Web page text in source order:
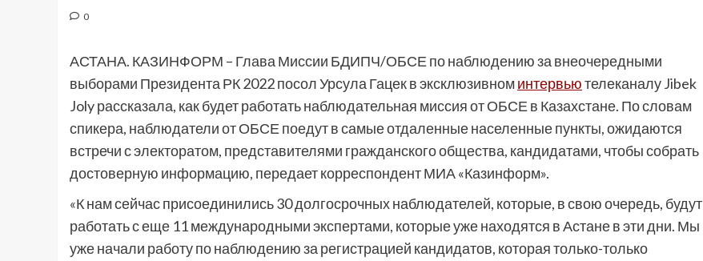
0
АСТАНА. КАЗИНФОРМ – Глава Миссии БДИПЧ/ОБСЕ по наблюдению за внеочередными
выборами Президента РК 2022 посол Урсула Гацек в эксклюзивноминтервьютелеканалу Jibek
Joly рассказала, как будет работать наблюдательная миссия от ОБСЕ в Казахстане. По словам
спикера, наблюдатели от ОБСЕ поедут в самые отдаленные населенные пункты, ожидаются
встречи с электоратом, представителями гражданского общества, кандидатами, чтобы собрать
достоверную информацию, передает корреспондент МИА «Казинформ».
«К нам сейчас присоединились 30 долгосрочных наблюдателей, которые, в свою очередь, будут
работать с еще 11 международными экспертами, которые уже находятся в Астане в эти дни. Мы
уже начали работу по наблюдению за регистрацией кандидатов, которая только-только